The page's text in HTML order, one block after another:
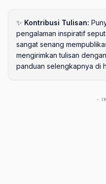
✨ Kontribusi Tulisan:
pengalaman inspiratif
sangat senang
mengirimkan tulisan
panduan selengkapnya di
-